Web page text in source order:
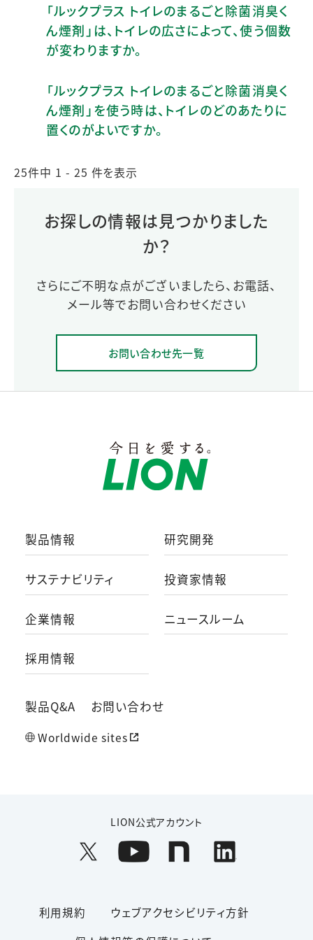
「ルックプラス トイレのまるごと除菌消臭く
ん煙剤」は、トイレの広さによって、使う個数
が変わりますか。
「ルックプラス トイレのまるごと除菌消臭く
ん煙剤」を使う時は、トイレのどのあたりに
置くのがよいですか。
25件中 1 - 25 件を表示
お探しの情報は見つかりました
か？
さらにご不明な点がございましたら、お電話、
メール等でお問い合わせください
お問い合わせ先一覧
製品情報 研究開発
サステナビリティ 投資家情報
企業情報 ニュースルーム
採用情報
製品Q&A お問い合わせ
Worldwide sites
LION公式アカウント
利用規約
ウェブアクセシビリティ方針